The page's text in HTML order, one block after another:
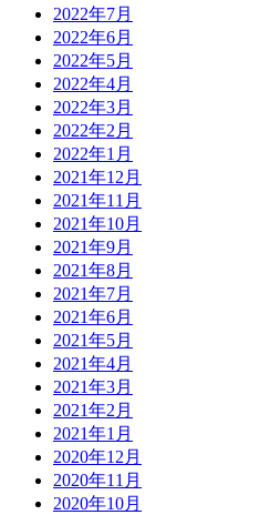
2022年7月
2022年6月
2022年5月
2022年4月
2022年3月
2022年2月
2022年1月
2021年12月
2021年11月
2021年10月
2021年9月
2021年8月
2021年7月
2021年6月
2021年5月
2021年4月
2021年3月
2021年2月
2021年1月
2020年12月
2020年11月
2020年10月